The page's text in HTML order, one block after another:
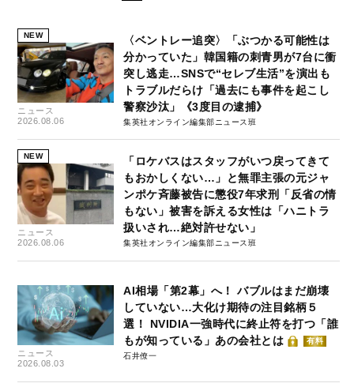
NEW
ニュース
2026.08.06
〈ベントレー追突〉「ぶつかる可能性は
分かっていた」韓国籍の刺青男が7台に衝
突し逃走…SNSで“セレブ生活”を演出も
トラブルだらけ「過去にも事件を起こし
警察沙汰」《3度目の逮捕》
集英社オンライン編集部ニュース班
NEW
ニュース
2026.08.06
「ロケバスはスタッフがいつ戻ってきて
もおかしくない…」と無罪主張の元ジャ
ンポケ斉藤被告に懲役7年求刑「反省の情
もない」被害を訴える女性は「ハニトラ
扱いされ…絶対許せない」
集英社オンライン編集部ニュース班
ニュース
2026.08.03
AI相場「第2幕」へ！ バブルはまだ崩壊
していない…大化け期待の注目銘柄５
選！ NVIDIA一強時代に終止符を打つ「誰
もが知っている」あの会社とは
有料
石井僚一